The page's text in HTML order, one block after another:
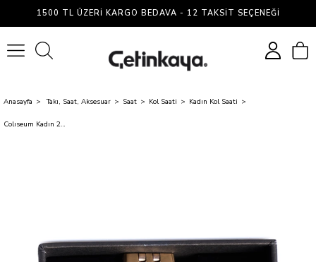
1500 TL ÜZERI KARGO BEDAVA - 12 TAKSIT SEÇENEĞI
Anasayfa Takı, Saat, Aksesuar Saat Kol Saati Kadın Kol Saati
Colıseum Kadın 22 Metal Saat